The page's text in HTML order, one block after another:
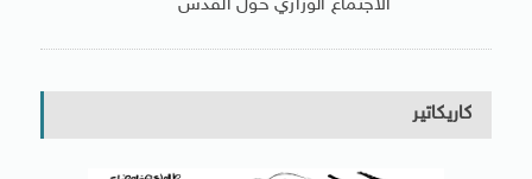
الاجتماع الوزاري حول القدس
كاريكاتير